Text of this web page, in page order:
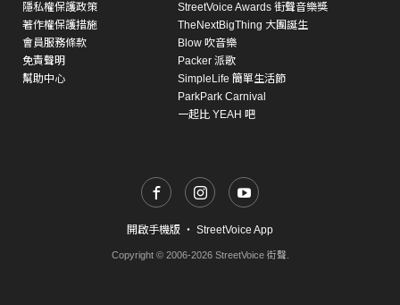
隱私權保護政策
著作權保護措施
會員服務條款
免責聲明
幫助中心
StreetVoice Awards 街聲音樂獎
TheNextBigThing 大團誕生
Blow 吹音樂
Packer 派歌
SimpleLife 簡單生活節
ParkPark Carnival
一起比 YEAH 吧
開啟手機版 ・ StreetVoice App
Copyright © 2006-2026 StreetVoice 街聲.